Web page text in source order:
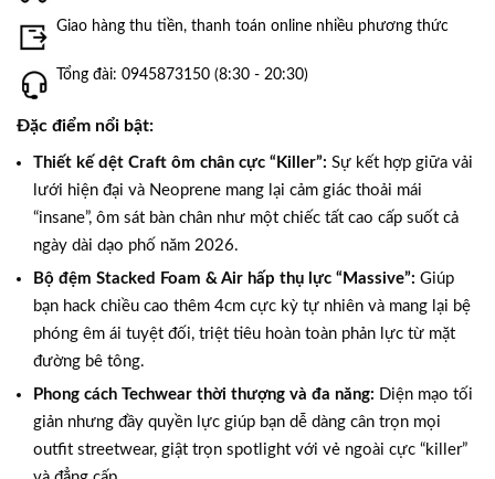
Giao hàng thu tiền, thanh toán online nhiều phương thức
Tổng đài: 0945873150 (8:30 - 20:30)
Đặc điểm nổi bật:
Thiết kế dệt Craft ôm chân cực “Killer”: Sự kết hợp giữa vải
lưới hiện đại và Neoprene mang lại cảm giác thoải mái
“insane”, ôm sát bàn chân như một chiếc tất cao cấp suốt cả
ngày dài dạo phố năm 2026.
Bộ đệm Stacked Foam & Air hấp thụ lực “Massive”: Giúp
bạn hack chiều cao thêm 4cm cực kỳ tự nhiên và mang lại bệ
phóng êm ái tuyệt đối, triệt tiêu hoàn toàn phản lực từ mặt
đường bê tông.
Phong cách Techwear thời thượng và đa năng: Diện mạo tối
giản nhưng đầy quyền lực giúp bạn dễ dàng cân trọn mọi
outfit streetwear, giật trọn spotlight với vẻ ngoài cực “killer”